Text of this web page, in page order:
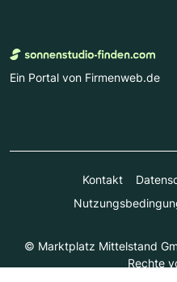
Ein Portal von Firmenweb.de
Kontakt
© Marktplatz Mittelstand
Rechte